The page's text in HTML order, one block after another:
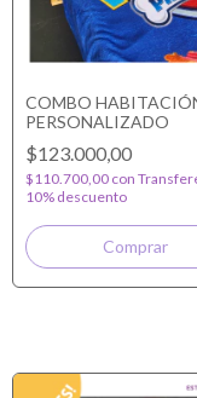
COMBO
PERSONALIZADO
$123.000,00
$110.700,00 con
10% descuento